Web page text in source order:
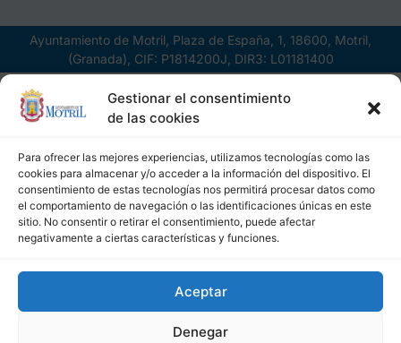
Gestionar el consentimiento
de las cookies
Para ofrecer las mejores experiencias, utilizamos tecnologías como las
cookies para almacenar y/o acceder a la información del dispositivo. El
consentimiento de estas tecnologías nos permitirá procesar datos como
el comportamiento de navegación o las identificaciones únicas en este
sitio. No consentir o retirar el consentimiento, puede afectar
negativamente a ciertas características y funciones.
Aceptar
Denegar
Ayuntamiento de Motril, Plaza de España, 1, 18600, Motril,
(Granada), CIF: P1814200J, DIR3: L01181400